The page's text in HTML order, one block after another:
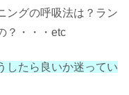
ングの呼吸法は？ラン
？・・・etc
したら良いか迷ってい